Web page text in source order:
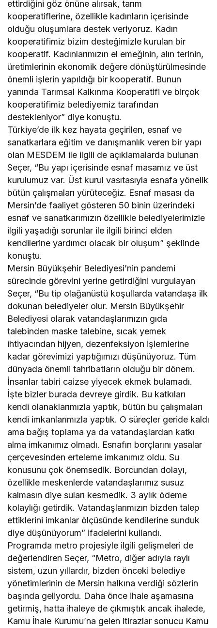
ettirdiğini göz önüne alırsak, tarım
kooperatiflerine, özellikle kadınların içerisinde
olduğu oluşumlara destek veriyoruz. Kadın
kooperatifimiz bizim desteğimizle kurulan bir
kooperatif. Kadınlarımızın el emeğinin, alın terinin,
üretimlerinin ekonomik değere dönüştürülmesinde
önemli işlerin yapıldığı bir kooperatif. Bunun
yanında Tarımsal Kalkınma Kooperatifi ve birçok
kooperatifimiz belediyemiz tarafından
destekleniyor” diye konuştu.
Türkiye’de ilk kez hayata geçirilen, esnaf ve
sanatkarlara eğitim ve danışmanlık veren bir yapı
olan MESDEM ile ilgili de açıklamalarda bulunan
Seçer, “Bu yapı içerisinde esnaf masamız ve üst
kurulumuz var. Üst kurul vasıtasıyla esnafa yönelik
bütün çalışmaları yürüteceğiz. Esnaf masası da
Mersin’de faaliyet gösteren 50 binin üzerindeki
esnaf ve sanatkarımızın özellikle belediyelerimizle
ilgili yaşadığı sorunlar ile ilgili birinci elden
kendilerine yardımcı olacak bir oluşum” şeklinde
konuştu.
Mersin Büyükşehir Belediyesi’nin pandemi
sürecinde görevini yerine getirdiğini vurgulayan
Seçer, “Bu tip olağanüstü koşullarda vatandaşa ilk
dokunan belediyeler olur. Mersin Büyükşehir
Belediyesi olarak vatandaşlarımızın gıda
talebinden maske talebine, sıcak yemek
ihtiyacından hijyen, dezenfeksiyon işlemlerine
kadar görevimizi yaptığımızı düşünüyoruz. Tüm
dünyada önemli tahribatların olduğu bir dönem.
İnsanlar tabiri caizse yiyecek ekmek bulamadı.
İşte bizler burada devreye girdik. Bu katkıları
kendi olanaklarımızla yaptık, bütün bu çalışmaları
kendi imkanlarımızla yaptık. O süreçler geride kaldı
ama bağış toplama ya da vatandaşlardan katkı
alma imkanımız olmadı. Esnafın borçlarını yasalar
çerçevesinden erteleme imkanımız oldu. Su
konusunu çok önemsedik. Borcundan dolayı,
özellikle meskenlerde vatandaşlarımız susuz
kalmasın diye suları kesmedik. 3 aylık ödeme
kolaylığı getirdik. Vatandaşlarımızın bizden talep
ettiklerini imkanlar ölçüsünde kendilerine sunduk
diye düşünüyorum” ifadelerini kullandı.
Programda metro projesiyle ilgili gelişmeleri de
değerlendiren Seçer, “Metro, diğer adıyla raylı
sistem, uzun yıllardır, bizden önceki belediye
yönetimlerinin de Mersin halkına verdiği sözlerin
başında geliyordu. Daha önce ihale aşamasına
getirmiş, hatta ihaleye de çıkmıştık ancak ihalede,
Kamu İhale Kurumu’na gelen itirazlar sonucu Kamu